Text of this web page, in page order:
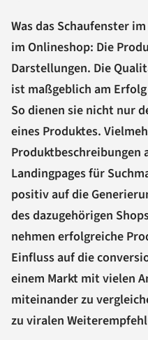
Was das Schaufenster
im Onlineshop: Die
Darstellungen. Die
ist maßgeblich am
So dienen sie nicht nur
eines Produktes.
Produktbeschreibungen
Landingpages für
positiv auf die
des dazugehörigen
nehmen erfolgreiche
Einfluss auf die
einem Markt mit vielen
miteinander zu
zu viralen